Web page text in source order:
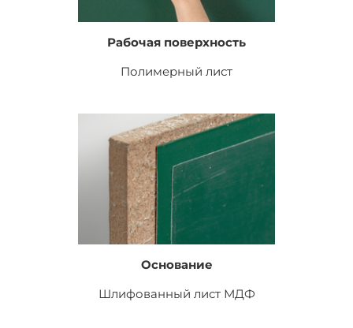
Рабочая поверхность
Полимерный лист
Основание
Шлифованный лист МДФ